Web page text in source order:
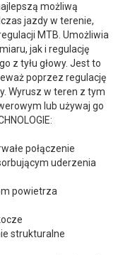
możliwą
jazdy w terenie,
MTB. Umożliwia
jak i regulację
z tyłu głowy. Jest to
poprzez regulację
Wyrusz w teren z tym
lub używaj go
połączenie
uderzenia
powietrza
strukturalne